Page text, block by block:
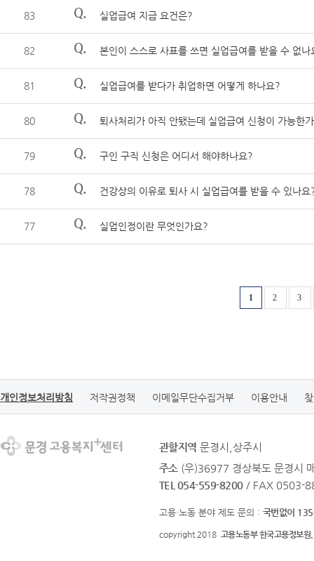
83 Q. 실업급여 지급 요건은?
82 Q. 본인이 스스로 사표를 쓰면 실업급여를 받을 수 없나
81 Q. 실업급여를 받다가 취업하면 어떻게 하나요?
80 Q. 퇴사처리가 아직 안됐는데 실업급여 신청이 가능한
79 Q. 구인 구직 신청은 어디서 해야하나요?
78 Q. 건강상의 이유로 퇴사 시 실업급여를 받을 수 있나요
77 Q. 실업인정이란 무엇인가요?
1 2 3
개인정보처리방침 저작권정책 이메일무단수집거부 이용안내
관할지역 문경시,상주시
주소 (우)36977 경상북도 문경시
TEL 054-559-8200 / FAX 0503-
고용·노동 분야 제도 문의 : 국번없이
copyright 2018 고용노동부 한국고용정보원.